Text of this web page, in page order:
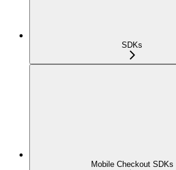
SDKs
Mobile Checkout SDKs